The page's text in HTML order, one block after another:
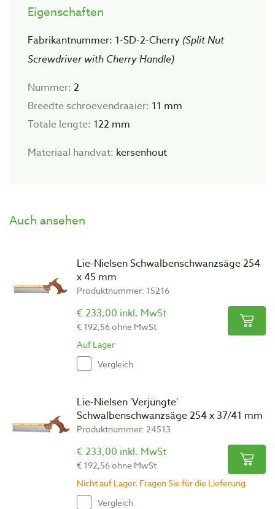
Eigenschaften
Fabrikantnummer: 1-SD-2-Cherry (Split Nut
Screwdriver with Cherry Handle)
Nummer: 2
Breedte schroevendraaier: 11 mm
Totale lengte: 122 mm
Materiaal handvat: kersenhout
Auch ansehen
Lie-Nielsen Schwalbenschwanzsäge 254
x 45 mm
Produktnummer: 15216
€ 233,00 inkl. MwSt
€ 192,56 ohne MwSt
Auf Lager
Vergleich
Lie-Nielsen 'Verjüngte'
Schwalbenschwanzsäge 254 x 37/41 mm
Produktnummer: 24513
€ 233,00 inkl. MwSt
€ 192,56 ohne MwSt
Nicht auf Lager, Fragen Sie für die Lieferung
Vergleich